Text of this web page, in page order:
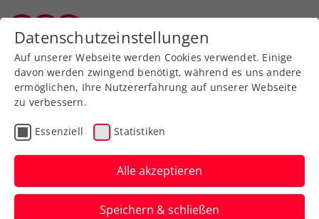
Zurück zur Newsübersicht
Davis Cup
Rodionov eröffnet für
KURIER Austria Davis Cup
Team gegen Marozsán
Datenschutzeinstellungen
Auf unserer Webseite werden Cookies verwendet. Einige
davon werden zwingend benötigt, während es uns andere
ermöglichen, Ihre Nutzererfahrung auf unserer Webseite
zu verbessern.
Essenziell Statistiken
Alle akzeptieren
Speichern & schließen